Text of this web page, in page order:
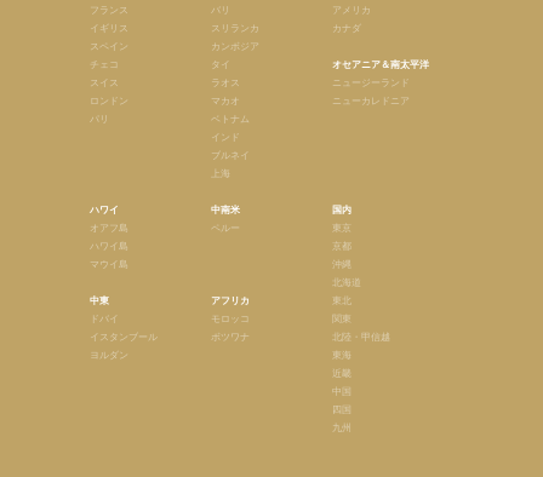
フランス
イギリス
スペイン
チェコ
スイス
ロンドン
パリ
ハワイ
オアフ島
ハワイ島
マウイ島
中東
ドバイ
イスタンブール
ヨルダン
バリ
スリランカ
カンボジア
タイ
ラオス
マカオ
ベトナム
インド
ブルネイ
上海
中南米
ペルー
アフリカ
モロッコ
ボツワナ
アメリカ
カナダ
オセアニア＆南太平洋
ニュージーランド
ニューカレドニア
国内
東京
京都
沖縄
北海道
東北
関東
北陸・甲信越
東海
近畿
中国
四国
九州